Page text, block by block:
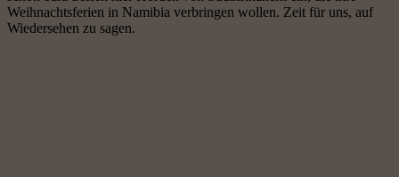
Weihnachtsferien in Namibia verbringen wollen. Zeit für uns, auf
Wiedersehen zu sagen.